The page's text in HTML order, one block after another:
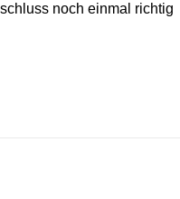
noch einmal richtig